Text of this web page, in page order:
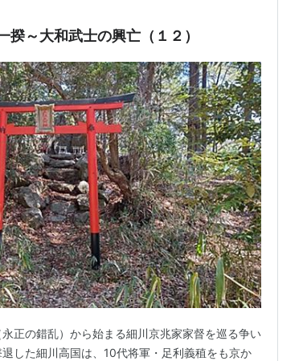
～大和武士の興亡（１２）
正の錯乱）から始まる細川京兆家家督を巡る争い
した細川高国は、10代将軍・足利義稙をも京か